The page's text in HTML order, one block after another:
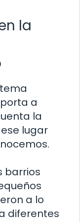
la
a
la
lugar
barrios
a lo
diferentes